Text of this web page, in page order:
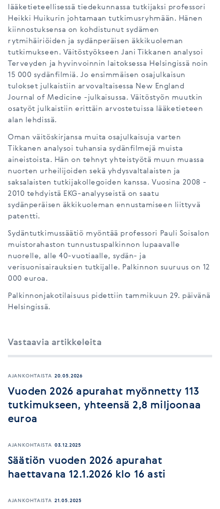
lääketieteellisessä tiedekunnassa tutkijaksi professori
Heikki Huikurin johtamaan tutkimusryhmään. Hänen
kiinnostuksensa on kohdistunut sydämen
rytmihäiriöiden ja sydänperäisen äkkikuoleman
tutkimukseen. Väitöstyökseen Jani Tikkanen analysoi
Terveyden ja hyvinvoinnin laitoksessa Helsingissä noin
15 000 sydänfilmiä. Jo ensimmäisen osajulkaisun
tulokset julkaistiin arvovaltaisessa New England
Journal of Medicine -julkaisussa. Väitöstyön muutkin
osatyöt julkaistiin erittäin arvostetuissa lääketieteen
alan lehdissä.
Oman väitöskirjansa muita osajulkaisuja varten
Tikkanen analysoi tuhansia sydänfilmejä muista
aineistoista. Hän on tehnyt yhteistyötä muun muassa
nuorten urheilijoiden sekä yhdysvaltalaisten ja
saksalaisten tutkijakollegoiden kanssa. Vuosina 2008 -
2010 tehdyistä EKG-analyyseistä on saatu
sydänperäisen äkkikuoleman ennustamiseen liittyvä
patentti.
Sydäntutkimussäätiö myöntää professori Pauli Soisalon
muistorahaston tunnustuspalkinnon lupaavalle
nuorelle, alle 40-vuotiaalle, sydän- ja
verisuonisairauksien tutkijalle. Palkinnon suuruus on 12
000 euroa.
Palkinnonjakotilaisuus pidettiin tammikuun 29. päivänä
Helsingissä.
Vastaavia artikkeleita
AJANKOHTAISTA 20.05.2026
Vuoden 2026 apurahat myönnetty 113
tutkimukseen, yhteensä 2,8 miljoonaa
euroa
AJANKOHTAISTA 03.12.2025
Säätiön vuoden 2026 apurahat
haettavana 12.1.2026 klo 16 asti
AJANKOHTAISTA 21.05.2025